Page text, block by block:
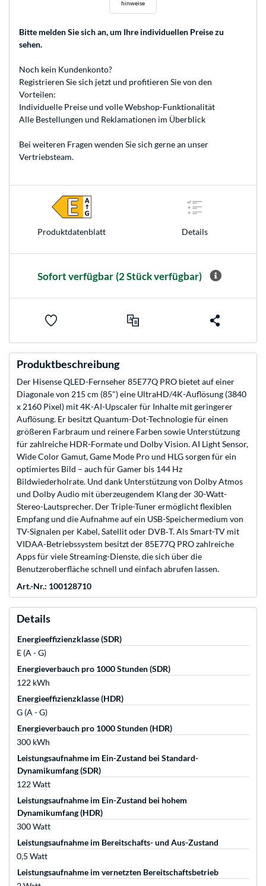
hinweise
Bitte melden Sie sich an, um Ihre individuellen Preise zu
sehen.
Noch kein Kundenkonto?
Registrieren Sie sich jetzt und profitieren Sie von den
Vorteilen:
Individuelle Preise und volle Webshop-Funktionalität
Alle Bestellungen und Reklamationen im Überblick
Bei weiteren Fragen wenden Sie sich gerne an unser
Vertriebsteam.
Produkt­datenblatt Details
Sofort verfügbar (2 Stück verfügbar)
Produktbeschreibung
Der Hisense QLED-Fernseher 85E77Q PRO bietet auf einer
Diagonale von 215 cm (85") eine UltraHD/4K-Auflösung (3840
x 2160 Pixel) mit 4K-AI-Upscaler für Inhalte mit geringerer
Auflösung. Er besitzt Quantum-Dot-Technologie für einen
größeren Farbraum und reinere Farben sowie Unterstützung
für zahlreiche HDR-Formate und Dolby Vision. AI Light Sensor,
Wide Color Gamut, Game Mode Pro und HLG sorgen für ein
optimiertes Bild – auch für Gamer bis 144 Hz
Bildwiederholrate. Und dank Unterstützung von Dolby Atmos
und Dolby Audio mit überzeugendem Klang der 30-Watt-
Stereo-Lautsprecher. Der Triple-Tuner ermöglicht flexiblen
Empfang und die Aufnahme auf ein USB-Speichermedium von
TV-Signalen per Kabel, Satellit oder DVB‑T. Als Smart-TV mit
VIDAA-Betriebssystem besitzt der 85E77Q PRO zahlreiche
Apps für viele Streaming-Dienste, die sich über die
Benutzeroberfläche schnell und einfach abrufen lassen.
Art.-Nr.: 100128710
Details
Energieeffizienzklasse (SDR)
E (A - G)
Energieverbauch pro 1000 Stunden (SDR)
122 kWh
Energieeffizienzklasse (HDR)
G (A - G)
Energieverbauch pro 1000 Stunden (HDR)
300 kWh
Leistungsaufnahme im Ein-Zustand bei Standard-
Dynamikumfang (SDR)
122 Watt
Leistungsaufnahme im Ein-Zustand bei hohem
Dynamikumfang (HDR)
300 Watt
Leistungsaufnahme im Bereitschafts- und Aus-Zustand
0,5 Watt
Leistungsaufnahme im vernetzten Bereitschaftsbetrieb